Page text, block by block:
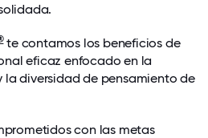
te contamos los beneficios de
eficaz enfocado en la
diversidad de pensamiento de
con las metas